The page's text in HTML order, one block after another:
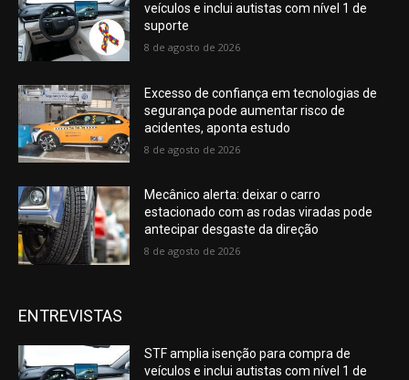
veículos e inclui autistas com nível 1 de
suporte
8 de agosto de 2026
Excesso de confiança em tecnologias de
segurança pode aumentar risco de
acidentes, aponta estudo
8 de agosto de 2026
Mecânico alerta: deixar o carro
estacionado com as rodas viradas pode
antecipar desgaste da direção
8 de agosto de 2026
ENTREVISTAS
STF amplia isenção para compra de
veículos e inclui autistas com nível 1 de